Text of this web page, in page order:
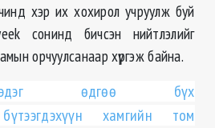
хэр их хохирол учруулж буй
сонинд бичсэн нийтлэлийг
орчуулсанаар хүргэж байна.
өдгөө бүх
хамгийн том